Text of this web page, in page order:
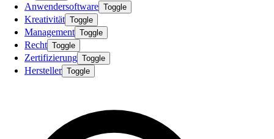
Anwendersoftware Toggle
Kreativität Toggle
Management Toggle
Recht Toggle
Zertifizierung Toggle
Hersteller Toggle